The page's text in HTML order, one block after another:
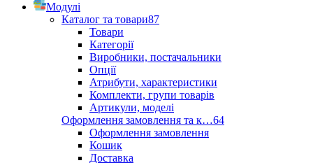
Модулі
Каталог та товари87
Товари
Категорії
Виробники, постачальники
Опції
Атрибути, характеристики
Комплекти, групи товарів
Артикули, моделі
Оформлення замовлення та к…64
Оформлення замовлення
Кошик
Доставка